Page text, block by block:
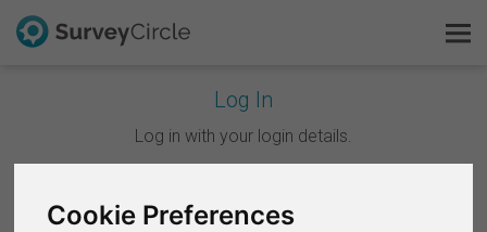
Cookie Preferences
Log In
Log in with your login details.
Continuer avec Google
C'est SurveyCircle